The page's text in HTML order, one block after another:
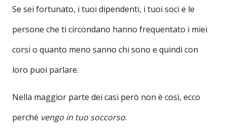
Se sei fortunato, i tuoi dipendenti, i tuoi soci e le
persone che ti circondano hanno frequentato i miei
corsi o quanto meno sanno chi sono e quindi con
loro puoi parlare.
Nella maggior parte dei casi però non è così, ecco
perché vengo in tuo soccorso.